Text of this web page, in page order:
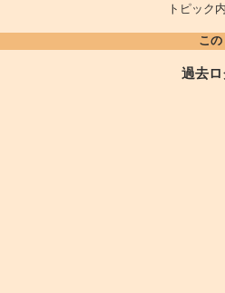
トピッ
こ
過去